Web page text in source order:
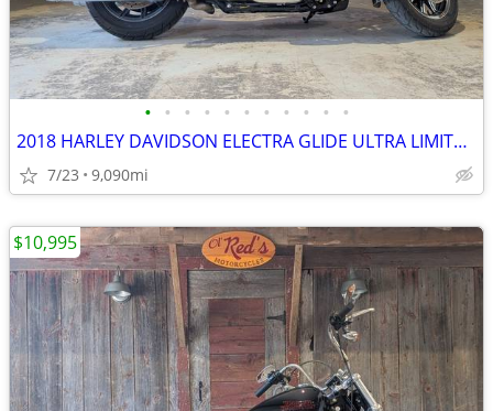
• • • • • • • • • • •
2018 HARLEY DAVIDSON ELECTRA GLIDE ULTRA LIMITED-FLHTK
7/23 9,090mi
$10,995